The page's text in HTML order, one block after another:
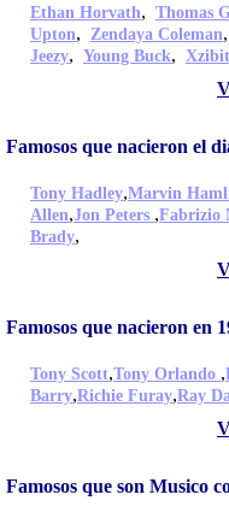
Ethan Horvath, Thomas
Upton, Zendaya Coleman,
Jeezy, Young Buck, Xzibit
Famosos que nacieron el
Tony Hadley,Marvin
Allen,Jon Peters ,Fabrizio
Brady,
Famosos que nacieron en
Tony Scott,Tony Orlando ,
Barry,Richie Furay,Ray
Famosos que son Musico